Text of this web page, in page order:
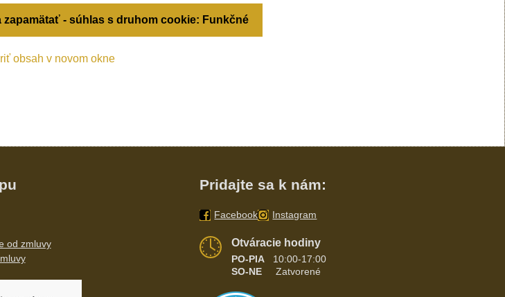
zapamätať - súhlas s druhom cookie: Funkčné
obsah v novom okne
od zmluvy
Pridajte sa k nám:
Facebook Instagram
Otváracie hodiny
PO-PIA
10:00-17:00
SO-NE Zatvorené